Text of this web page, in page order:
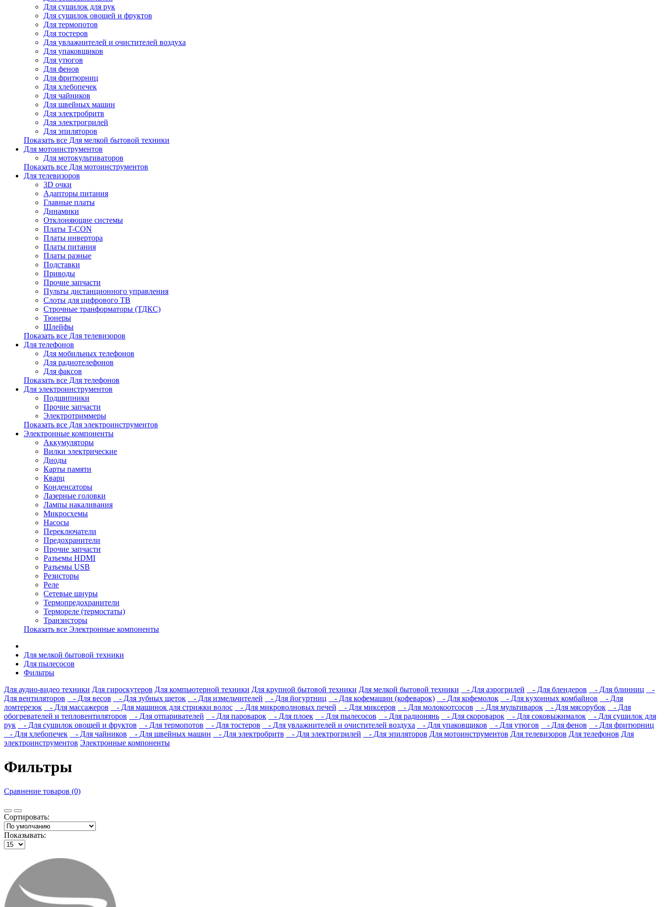
Для сушилок для рук
Для сушилок овощей и фруктов
Для термопотов
Для тостеров
Для увлажнителей и очистителей воздуха
Для упаковщиков
Для утюгов
Для фенов
Для фритюрниц
Для хлебопечек
Для чайников
Для швейных машин
Для электробритв
Для электрогрилей
Для эпиляторов
Показать все Для мелкой бытовой техники
Для мотоинструментов
Для мотокультиваторов
Показать все Для мотоинструментов
Для телевизоров
3D очки
Адапторы питания
Главные платы
Динамики
Отклоняющие системы
Платы T-CON
Платы инвертора
Платы питания
Платы разные
Подставки
Приводы
Прочие запчасти
Пульты дистанционного управления
Слоты для цифрового ТВ
Строчные транформаторы (ТДКС)
Тюнеры
Шлейфы
Показать все Для телевизоров
Для телефонов
Для мобильных телефонов
Для радиотелефонов
Для факсов
Показать все Для телефонов
Для электроинструментов
Подшипники
Прочие запчасти
Электротриммеры
Показать все Для электроинструментов
Электронные компоненты
Аккумуляторы
Вилки электрические
Диоды
Карты памяти
Кварц
Конденсаторы
Лазерные головки
Лампы накаливания
Микросхемы
Насосы
Переключатели
Предохранители
Прочие запчасти
Разъемы HDMI
Разъемы USB
Резисторы
Реле
Сетевые шнуры
Термопредохранители
Термореле (термостаты)
Транзисторы
Показать все Электронные компоненты
Для мелкой бытовой техники
Для пылесосов
Фильтры
Для аудио-видео техники Для гироскутеров Для компьютерной техники Для крупной бытовой техники Для мелкой бытовой техники - Для аэрогрилей - Для блендеров - Для блинниц
-
Для вентиляторов
- Для весов - Для зубных щеток - Для измельчителей - Для йогуртниц - Для кофемашин (кофеварок) - Для кофемолок - Для кухонных комбайнов
- Для
ломтерезок
- Для массажеров - Для машинок для стрижки волос - Для микроволновых печей - Для миксеров - Для молокоотсосов - Для мультиварок - Для мясорубок
- Для
обогревателей и тепловентиляторов
- Для отпаривателей - Для пароварок - Для плоек - Для пылесосов - Для радионянь - Для скороварок - Для соковыжималок
- Для сушилок для
рук
- Для сушилок овощей и фруктов - Для термопотов - Для тостеров - Для увлажнителей и очистителей воздуха - Для упаковщиков - Для утюгов - Для фенов
- Для фритюрниц
- Для хлебопечек
- Для чайников - Для швейных машин - Для электробритв - Для электрогрилей - Для эпиляторов Для мотоинструментов Для телевизоров Для телефонов Для
электроинструментов Электронные компоненты
Фильтры
Сравнение товаров (0)
Сортировать:
Показывать: